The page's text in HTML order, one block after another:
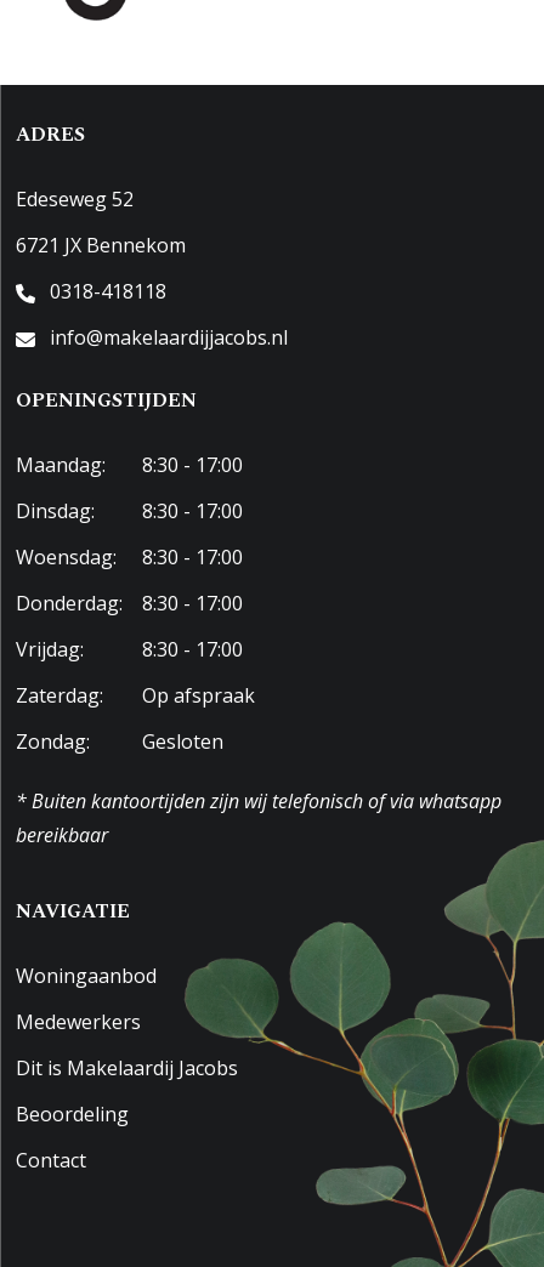
ADRES
Edeseweg 52
6721 JX Bennekom
0318-418118
info@makelaardijjacobs.nl
OPENINGSTIJDEN
Maandag:
8:30 - 17:00
Dinsdag:
8:30 - 17:00
Woensdag:
8:30 - 17:00
Donderdag:
8:30 - 17:00
Vrijdag:
8:30 - 17:00
Zaterdag:
Op afspraak
Zondag:
Gesloten
* Buiten kantoortijden zijn wij telefonisch of via whatsapp
bereikbaar
NAVIGATIE
Woningaanbod
Medewerkers
Dit is Makelaardij Jacobs
Beoordeling
Contact